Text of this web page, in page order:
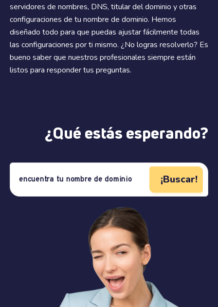
servidores de nombres, DNS, titular del dominio y otras
configuraciones de tu nombre de dominio. Hemos
diseñado todo para que puedas ajustar fácilmente todas
las configuraciones por ti mismo. ¿No logras resolverlo? Es
bueno saber que nuestros profesionales siempre están
listos para responder tus preguntas.
¿Qué estás esperando?
¡Buscar!